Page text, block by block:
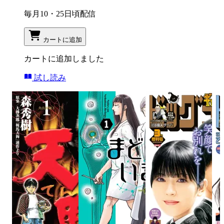
毎月10・25日頃配信
カートに追加
カートに追加しました
試し読み